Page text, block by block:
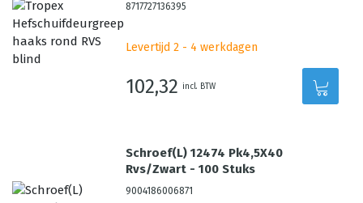
8717727136395
Levertijd 2 - 4 werkdagen
102,32 incl. BTW
Schroef(L) 12474 Pk4,5X40
Rvs/Zwart - 100 Stuks
9004186006871